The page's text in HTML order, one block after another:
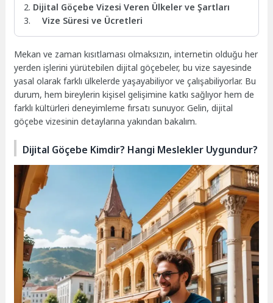
Dijital Göçebe Vizesi Veren Ülkeler ve Şartları
Vize Süresi ve Ücretleri
Mekan ve zaman kısıtlaması olmaksızın, internetin olduğu her
yerden işlerini yürütebilen dijital göçebeler, bu vize sayesinde
yasal olarak farklı ülkelerde yaşayabiliyor ve çalışabiliyorlar. Bu
durum, hem bireylerin kişisel gelişimine katkı sağlıyor hem de
farklı kültürleri deneyimleme fırsatı sunuyor. Gelin, dijital
göçebe vizesinin detaylarına yakından bakalım.
Dijital Göçebe Kimdir? Hangi Meslekler Uygundur?